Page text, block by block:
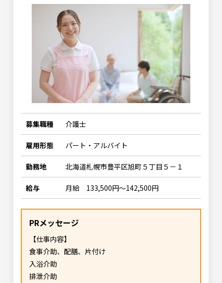
募集職種 介護士
雇用形態 パート・アルバイト
勤務地 北海道札幌市豊平区旭町５丁目５－１
給与 月給 133,500円～142,500円
PRメッセージ
【仕事内容】
食事介助、配膳、片付け
入浴介助
排泄介助